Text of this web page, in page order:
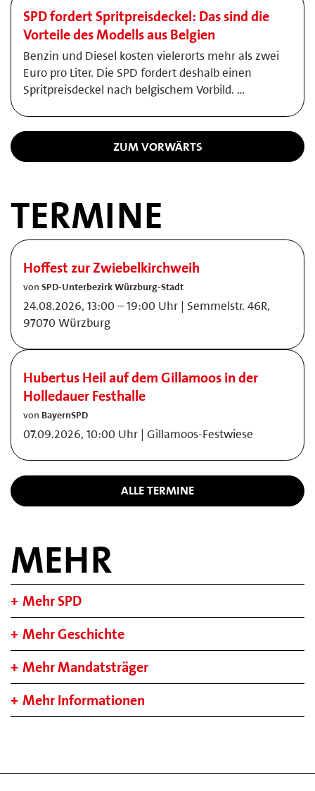
SPD fordert Spritpreisdeckel: Das sind die
Vorteile des Modells aus Belgien
Benzin und Diesel kosten vielerorts mehr als zwei
Euro pro Liter. Die SPD fordert deshalb einen
Spritpreisdeckel nach belgischem Vorbild. …
ZUM VORWÄRTS
TERMINE
Hoffest zur Zwiebelkirchweih
von SPD-Unterbezirk Würzburg-Stadt
24.08.2026, 13:00 – 19:00 Uhr | Semmelstr. 46R,
97070 Würzburg
Hubertus Heil auf dem Gillamoos in der
Holledauer Festhalle
von BayernSPD
07.09.2026, 10:00 Uhr | Gillamoos-Festwiese
ALLE TERMINE
MEHR
Mehr SPD
Mehr Geschichte
Mehr Mandatsträger
Mehr Informationen